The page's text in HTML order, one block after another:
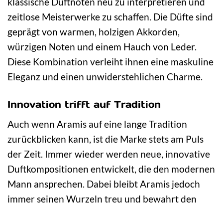
zeitlose Meisterwerke zu schaffen. Die Düfte sind
geprägt von warmen, holzigen Akkorden,
würzigen Noten und einem Hauch von Leder.
Diese Kombination verleiht ihnen eine maskuline
Eleganz und einen unwiderstehlichen Charme.
Innovation trifft auf Tradition
Auch wenn Aramis auf eine lange Tradition
zurückblicken kann, ist die Marke stets am Puls
der Zeit. Immer wieder werden neue, innovative
Duftkompositionen entwickelt, die den modernen
Mann ansprechen. Dabei bleibt Aramis jedoch
immer seinen Wurzeln treu und bewahrt den